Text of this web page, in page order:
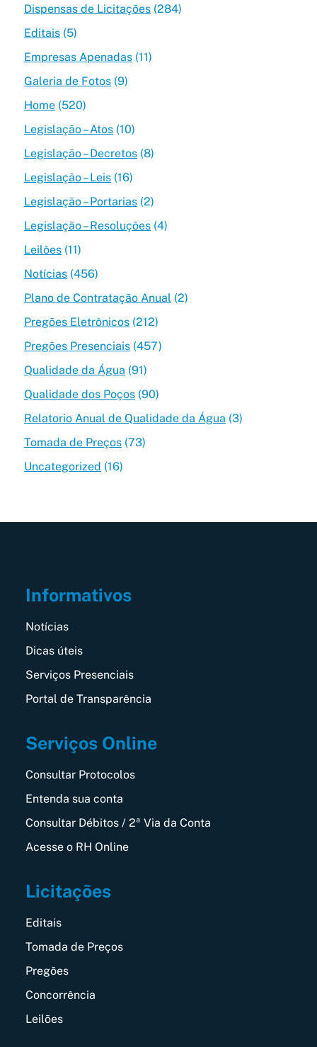
Dispensas de Licitações(284)
Editais(5)
Empresas Apenadas(11)
Galeria de Fotos(9)
Home(520)
Legislação – Atos(10)
Legislação – Decretos(8)
Legislação – Leis(16)
Legislação – Portarias(2)
Legislação – Resoluções(4)
Leilões(11)
Notícias(456)
Plano de Contratação Anual (2)
Pregões Eletrônicos(212)
Pregões Presenciais(457)
Qualidade da Água (91)
Qualidade dos Poços(90)
Relatorio Anual de Qualidade da Água (3)
Tomada de Preços(73)
Uncategorized (16)
Informativos
Notícias
Dicas úteis
Serviços Presenciais
Portal de Transparência
Serviços Online
Consultar Protocolos
Entenda sua conta
Consultar Débitos / 2ª Via da Conta
Acesse o RH Online
Licitações
Editais
Tomada de Preços
Pregões
Concorrência
Leilões